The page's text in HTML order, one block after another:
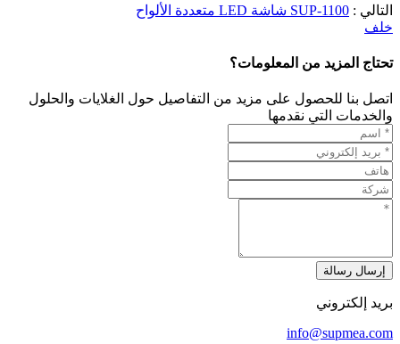
التالي : SUP-1100 شاشة LED متعددة الألواح
خلف
تحتاج المزيد من المعلومات؟
اتصل بنا للحصول على مزيد من التفاصيل حول الغلايات والحلول
والخدمات التي نقدمها
إرسال رسالة
بريد إلكتروني
info@supmea.com